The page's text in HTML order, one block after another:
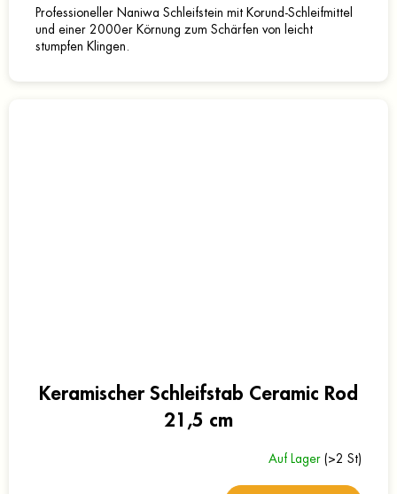
Professioneller Naniwa Schleifstein mit Korund-Schleifmittel
und einer 2000er Körnung zum Schärfen von leicht
stumpfen Klingen.
Keramischer Schleifstab Ceramic Rod
21,5 cm
Auf Lager (>2 St)